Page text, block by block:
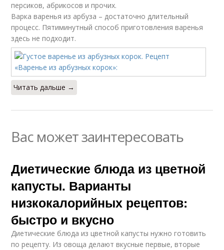
персиков, абрикосов и прочих.
Варка варенья из арбуза – достаточно длительный
процесс. Пятиминутный способ приготовления варенья
здесь не подходит.
Читать дальше →
Вас может заинтересовать
Диетические блюда из цветной
капусты. Варианты
низкокалорийных рецептов:
быстро и вкусно
Диетические блюда из цветной капусты нужно готовить
по рецепту. Из овоща делают вкусные первые, вторые